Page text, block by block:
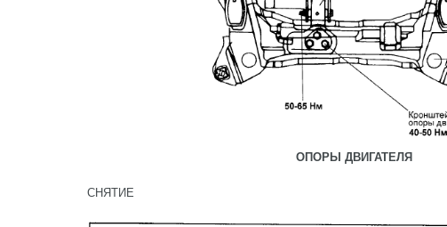
ОПОРЫ ДВИГАТЕЛЯ
СНЯТИЕ